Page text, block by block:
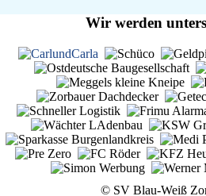
Wir werden
© SV Blau-Weiß